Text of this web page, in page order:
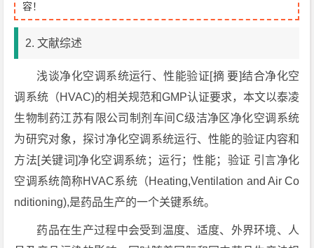
容！
2. 文献综述
浅谈净化空调系统运行、性能验证[摘 要]结合净化空
调系统（HVAC)的相关规范和GMP认证要求，本文以泰凌
生物制药江苏有限公司制剂车间C级洁净区净化空调系统
为研究对象，探讨净化空调系统运行、性能的验证内容和
方法[关键词]净化空调系统；运行；性能；验证 引言净化
空调系统简称HVAC系统（Heating,Ventilation and Air Co
nditioning),是药品生产的一个关键系统。
药品在生产过程中会受到温度、适度、外界环境、人